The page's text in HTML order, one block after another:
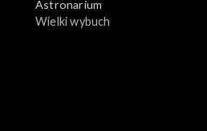
Astronarium
Wielki wybuch